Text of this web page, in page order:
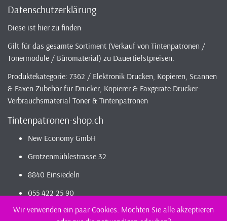
Datenschutzerklärung
Diese ist hier zu finden
Gilt für das gesamte Sortiment (Verkauf von Tintenpatronen /
Tonermodule / Büromaterial) zu Dauertiefstpreisen.
Produktekategorie: 7362 / Elektronik Drucken, Kopieren, Scannen
& Faxen Zubehör für Drucker, Kopierer & Faxgeräte Drucker-
Verbrauchsmaterial Toner & Tintenpatronen
Tintenpatronen-shop.ch
New Economy GmbH
Grotzenmühlestrasse 32
8840 Einsiedeln
055 422 25 90
Wir verwenden ein paar Cookies. Möchten Sie alle akzeptieren